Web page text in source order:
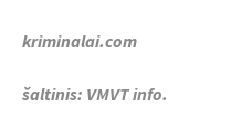
kriminalai.com
šaltinis: VMVT info.